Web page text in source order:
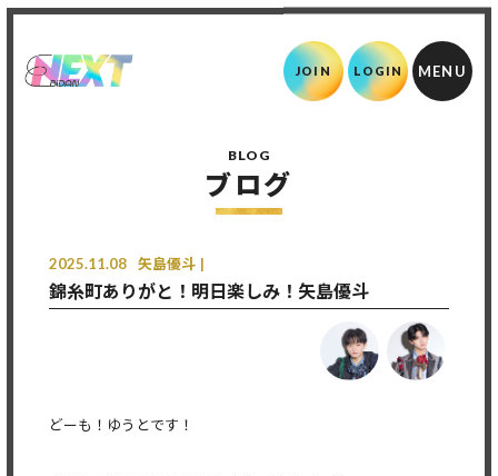
JOIN LOGIN
BLOG
ブログ
2025.11.08 矢島優斗
錦糸町ありがと！明日楽しみ！矢島優斗
どーも！ゆうとです！